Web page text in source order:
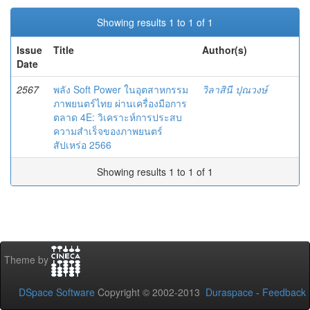
Showing results 1 to 1 of 1
Issue
Date
Title Author(s)
2567
พลัง Soft Power ในอุตสาหกรรม
ภาพยนตร์ไทย ผ่านเครื่องมือการ
ตลาด 4E: วิเคราะห์การประสบ
ความสำเร็จของภาพยนตร์
สัปเหร่อ 2566
วิลาสินี ปุณวงษ์
Showing results 1 to 1 of 1
Theme by
DSpace Software Copyright © 2002-2013 Duraspace - Feedback